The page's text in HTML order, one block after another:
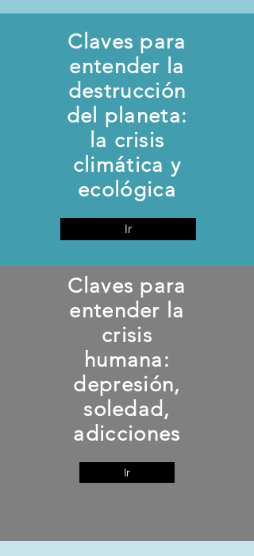
Claves para
entender la
destrucción
del planeta:
la crisis
climática y
ecológica
Ir
Claves para
entender la
crisis
humana:
depresión,
soledad,
adicciones
Ir